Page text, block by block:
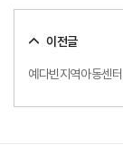
이전글
예다빈지역아동센터